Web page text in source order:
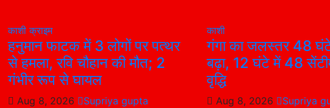
काशीक्राइम
हनुमान फाटक में 3 लोगों पर पत्थर
से हमला, रवि चौहान की मौत; 2
गंभीर रूप से घायल
Aug 8, 2026 Supriya gupta
काशी
गंगा का जलस्तर 48
बढ़ा, 12 घंटे में 48
वृद्धि
Aug 8, 2026 Supriya